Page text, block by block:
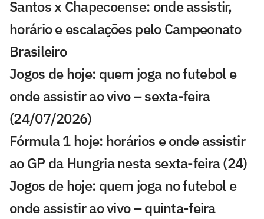
Santos x Chapecoense: onde assistir,
horário e escalações pelo Campeonato
Brasileiro
Jogos de hoje: quem joga no futebol e
onde assistir ao vivo – sexta-feira
(24/07/2026)
Fórmula 1 hoje: horários e onde assistir
ao GP da Hungria nesta sexta-feira (24)
Jogos de hoje: quem joga no futebol e
onde assistir ao vivo – quinta-feira